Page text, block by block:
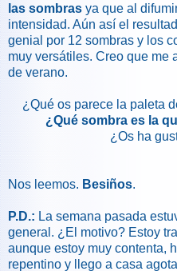
las sombras ya que al
intensidad. Aún así el
genial por 12 sombras y los
muy versátiles. Creo que me
de verano.
¿Qué os parece la paleta
¿Qué sombra es la
¿Os ha
Nos leemos. Besiños.
P.D.: La semana pasada
general. ¿El motivo? Estoy
aunque estoy muy contenta,
repentino y llego a casa